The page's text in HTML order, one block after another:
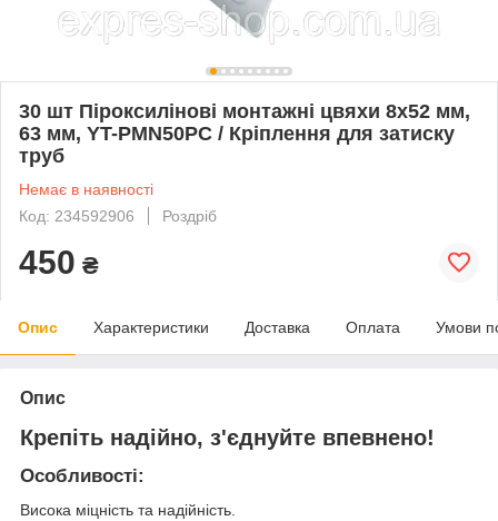
30 шт Піроксилінові монтажні цвяхи 8х52 мм,
63 мм, YT-PMN50PC / Кріплення для затиску
труб
Немає в наявності
Код: 234592906
Роздріб
450 ₴
Опис Характеристики Доставка Оплата Умови
Опис
Крепіть надійно, з'єднуйте впевнено!
Особливості:
Висока міцність та надійність.